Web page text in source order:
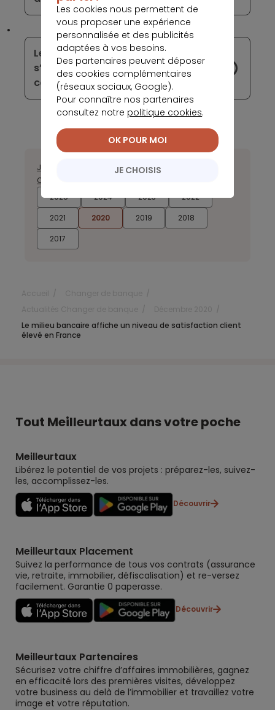
Les banques américaines ne
s’engagent pas encore dans la lutte
contre le réchauffement climatique
2025 2024 2023
2022
2021
2020 2019
2018
2017
Janvier AvrilMaiJuinJuillet
Octobre
Le milieu bancaire affiche un niveau de satisfaction client
élevé en France
Tout Meilleurtaux dans votre poche
Meilleurtaux
Libérez le potentiel de vos projets : préparez-les, suivez-
les, accomplissez-les.
Découvrir
Meilleurtaux Placement
Suivez la performance de tous vos contrats (assurance
vie, retraite, immobilier, défiscalisation) et re-versez
facilement. Garantie 0 paperasse.
Découvrir
Meilleurtaux Partenaires
Sécurisez votre chiffre d’affaires immobilières, gagnez
en efficacité lors des premières visites, développez
votre business au delà de l’immobilier et travaillez votre
image et votre réputation.
Les cookies nous permettent de
vous proposer une expérience
personnalisée et des publicités
adaptées à vos besoins.
Des partenaires peuvent déposer
des cookies complémentaires
(réseaux sociaux, Google).
Pour connaître nos partenaires
consultez notre politique cookies.
JE CHOISIS
OK POUR MOI